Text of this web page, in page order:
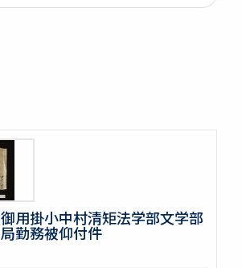
用掛小中村清矩法学部文学部
勤務被仰付件